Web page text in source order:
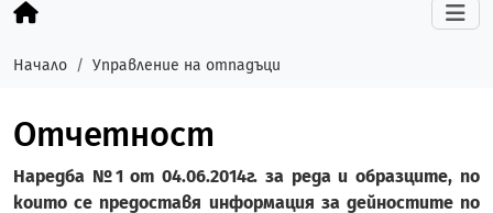
Начало Управление на отпадъци
Отчетност
Наредба №1 от 04.06.2014г. за реда и образците, по
които се предоставя информация за дейностите по